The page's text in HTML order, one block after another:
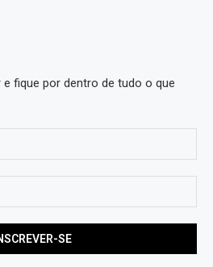
fique por dentro de tudo o que